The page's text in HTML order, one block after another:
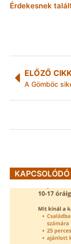
Érdekesnek
ELŐZŐ